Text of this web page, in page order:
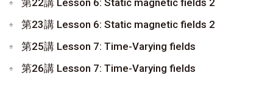
第23講 Lesson 6: Static magnetic fields 2
第25講 Lesson 7: Time-Varying fields
第26講 Lesson 7: Time-Varying fields